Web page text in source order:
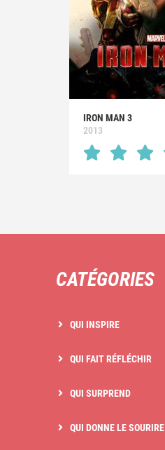
IRON MAN 3
2013
CATÉGORIES
QUI INSPIRE
QUI FAIT RÉFLÉCHIR
QUI SURPREND
QUI DONNE LE SOURIRE